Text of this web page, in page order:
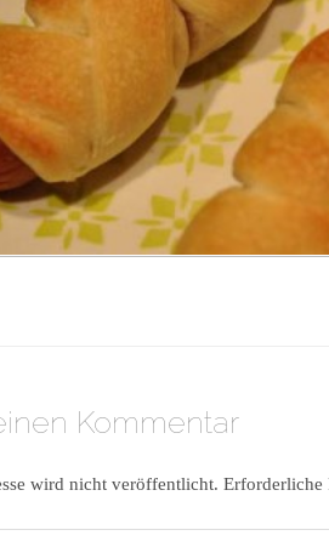
Kommentar
wird nicht veröffentlicht.